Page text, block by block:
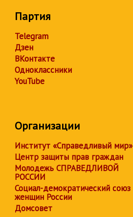
Партия
Telegram
Дзен
ВКонтакте
Одноклассники
YouTube
Организации
Институт «Справедливый мир»
Центр защиты прав граждан
Молодежь СПРАВЕДЛИВОЙ
РОССИИ
Социал-демократический союз
женщин России
Домсовет